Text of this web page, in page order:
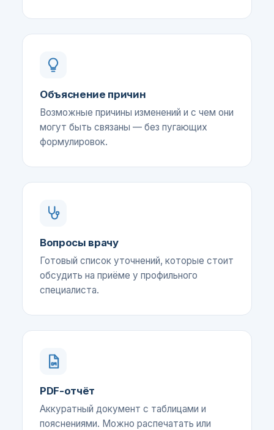
Объяснение причин
Возможные причины изменений и с чем они
могут быть связаны — без пугающих
формулировок.
Вопросы врачу
Готовый список уточнений, которые стоит
обсудить на приёме у профильного
специалиста.
PDF-отчёт
Аккуратный документ с таблицами и
пояснениями. Можно распечатать или